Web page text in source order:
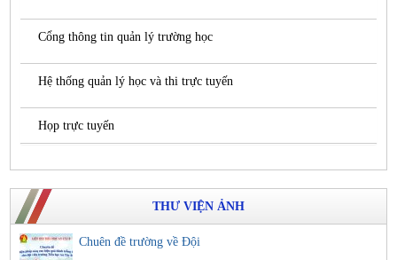
Cổng thông tin quản lý trường học
Hệ thống quản lý học và thi trực tuyến
Họp trực tuyến
THƯ VIỆN ẢNH
Chuên đề trường về Đội